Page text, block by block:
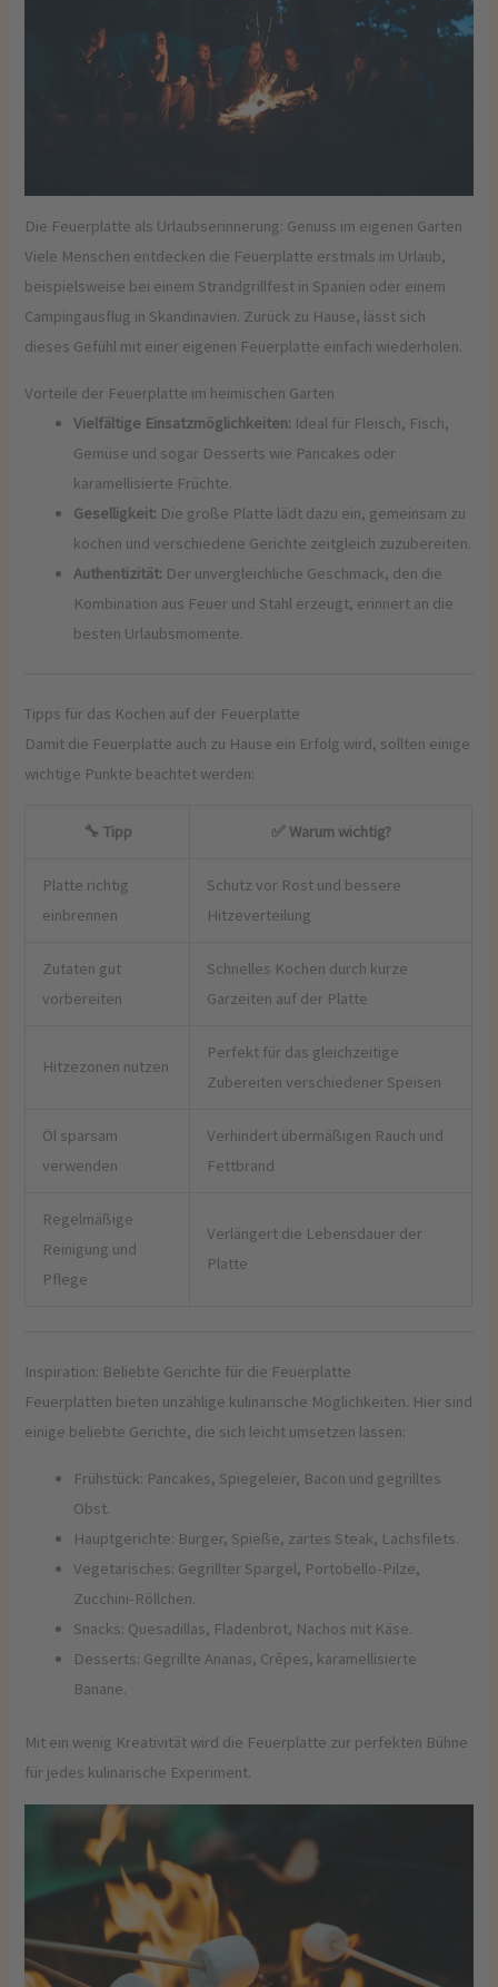
Die Feuerplatte als Urlaubserinnerung: Genuss im eigenen Garten
Viele Menschen entdecken die Feuerplatte erstmals im Urlaub,
beispielsweise bei einem Strandgrillfest in Spanien oder einem
Campingausflug in Skandinavien. Zurück zu Hause, lässt sich
dieses Gefühl mit einer eigenen Feuerplatte einfach wiederholen.
Vorteile der Feuerplatte im heimischen Garten
Vielfältige Einsatzmöglichkeiten: Ideal für Fleisch, Fisch,
Gemüse und sogar Desserts wie Pancakes oder
karamellisierte Früchte.
Geselligkeit: Die große Platte lädt dazu ein, gemeinsam zu
kochen und verschiedene Gerichte zeitgleich zuzubereiten.
Authentizität: Der unvergleichliche Geschmack, den die
Kombination aus Feuer und Stahl erzeugt, erinnert an die
besten Urlaubsmomente.
Tipps für das Kochen auf der Feuerplatte
Damit die Feuerplatte auch zu Hause ein Erfolg wird, sollten einige
wichtige Punkte beachtet werden:
🔧 Tipp ✅ Warum wichtig?
Platte richtig
einbrennen
Schutz vor Rost und bessere
Hitzeverteilung
Zutaten gut
vorbereiten
Schnelles Kochen durch kurze
Garzeiten auf der Platte
Hitzezonen nutzen
Perfekt für das gleichzeitige
Zubereiten verschiedener Speisen
Öl sparsam
verwenden
Verhindert übermäßigen Rauch und
Fettbrand
Regelmäßige
Reinigung und
Pflege
Verlängert die Lebensdauer der
Platte
Inspiration: Beliebte Gerichte für die Feuerplatte
Feuerplatten bieten unzählige kulinarische Möglichkeiten. Hier sind
einige beliebte Gerichte, die sich leicht umsetzen lassen:
Frühstück: Pancakes, Spiegeleier, Bacon und gegrilltes
Obst.
Hauptgerichte: Burger, Spieße, zartes Steak, Lachsfilets.
Vegetarisches: Gegrillter Spargel, Portobello-Pilze,
Zucchini-Röllchen.
Snacks: Quesadillas, Fladenbrot, Nachos mit Käse.
Desserts: Gegrillte Ananas, Crêpes, karamellisierte
Banane.
Mit ein wenig Kreativität wird die Feuerplatte zur perfekten Bühne
für jedes kulinarische Experiment.